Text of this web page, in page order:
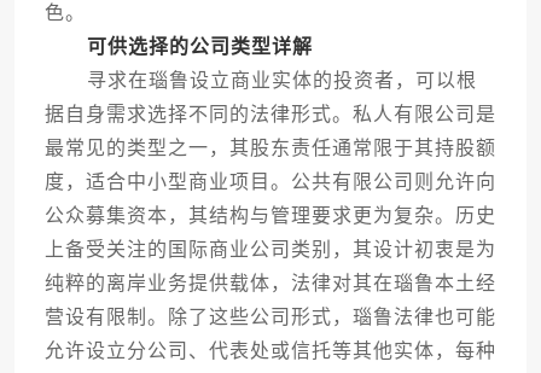
色。
可供选择的公司类型详解
寻求在瑙鲁设立商业实体的投资者，可以根
据自身需求选择不同的法律形式。私人有限公司是
最常见的类型之一，其股东责任通常限于其持股额
度，适合中小型商业项目。公共有限公司则允许向
公众募集资本，其结构与管理要求更为复杂。历史
上备受关注的国际商业公司类别，其设计初衷是为
纯粹的离岸业务提供载体，法律对其在瑙鲁本土经
营设有限制。除了这些公司形式，瑙鲁法律也可能
允许设立分公司、代表处或信托等其他实体，每种